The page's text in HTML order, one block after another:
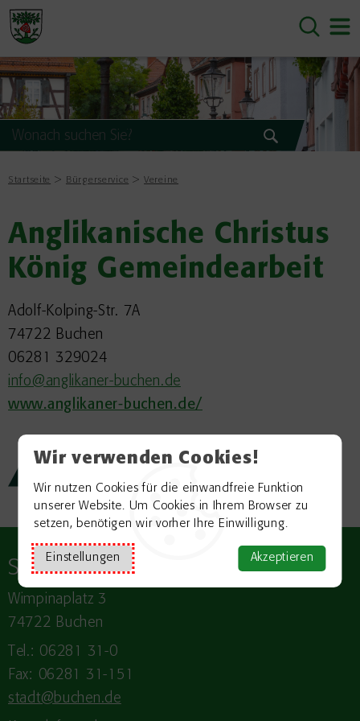
Wir verwenden Cookies!
Wir nutzen Cookies für die einwandfreie Funktion
unserer Website. Um Cookies in Ihrem Browser zu
setzen, benötigen wir vorher Ihre Einwilligung.
Einstellungen Akzeptieren
Startseite Bürgerservice Vereine
Anglikanische Christus
König Gemeindearbeit
Adolf-Kolping-Str. 7A
74722 Buchen
06281 329024
info@anglikaner-buchen.de
www.anglikaner-buchen.de/
Zurück zur Übersicht
StadtBUCHEN
Wimpinaplatz 3
74722 Buchen
Tel.: 06281 31-0
Fax: 06281 31-151
stadt@buchen.de